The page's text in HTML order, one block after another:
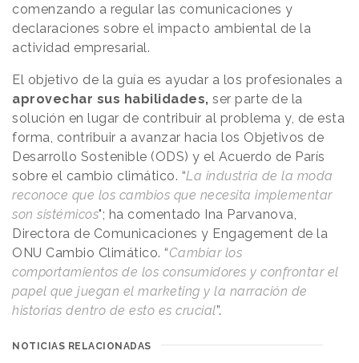
comenzando a regular las comunicaciones y
declaraciones sobre el impacto ambiental de la
actividad empresarial.
El objetivo de la guía es ayudar a los profesionales a
aprovechar sus habilidades, ser parte de la
solución en lugar de contribuir al problema y, de esta
forma, contribuir a avanzar hacia los Objetivos de
Desarrollo Sostenible (ODS) y el Acuerdo de París
sobre el cambio climático. “La industria de la moda
reconoce que los cambios que necesita implementar
son sistémicos"; ha comentado Ina Parvanova,
Directora de Comunicaciones y Engagement de la
ONU Cambio Climático. “Cambiar los
comportamientos de los consumidores y confrontar el
papel que juegan el marketing y la narración de
historias dentro de esto es crucial”.
NOTICIAS RELACIONADAS